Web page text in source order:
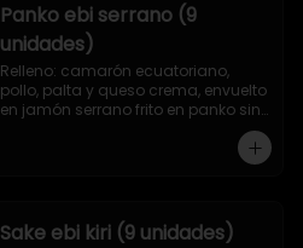
Panko ebi serrano (9
unidades)
Relleno: camarón ecuatoriano,
pollo, palta y queso crema, envuelto
en jamón serrano frito en panko sin
Sake ebi kiri (9 unidades)